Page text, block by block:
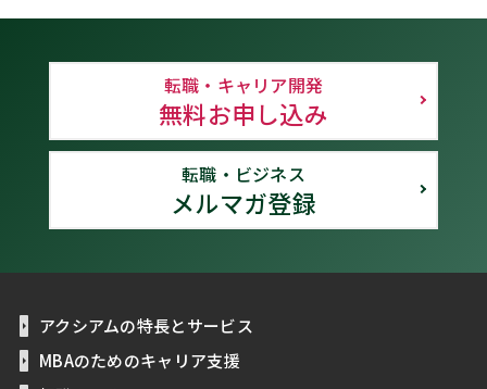
転職・キャリア開発
無料お申し込み
転職・ビジネス
メルマガ登録
アクシアムの特長とサービス
MBAのためのキャリア支援